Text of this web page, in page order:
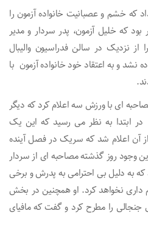
که خشم و عصبانیت خانواده آزمون را
بود که خلیل آزمون، پدر سردار و مدیر
نزدیک در سالن فدراسیون والیبال
نشد و به اعتقاد خود خانواده آزمون با
ای با ورزش سه اعلام کرد که دیگر
در ابتدا به نظر می رسید که این یک
آن اعلام شد که سریک در فصل آینده
وجود روز گذشته مصاحبه ای از سردار
که به دلیل بی احترامی به پدرش و برخی
داری نخواهد کرد. او همچنین در بخش
را مطرح کرد و گفت که مافیای